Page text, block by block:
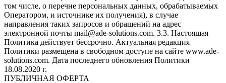
том числе, о перечне персональных данных, обрабатываемых
Оператором, и источнике их получения), в случае
направления таких запросов и обращений на адрес
электронной почты mail@ade-solutions.com. 3.3. Настоящая
Политика действует бессрочно. Актуальная редакция
Политики размещена в свободном доступе на сайте www.ade-
solutions.com. Дата последнего обновления Политики
18.08.2020 г.
ПУБЛИЧНАЯ ОФЕРТА